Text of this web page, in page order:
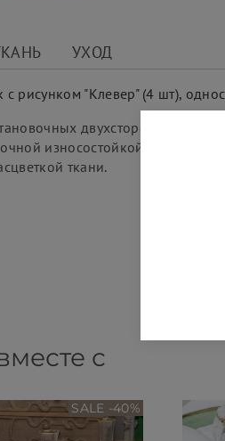
УХОД
с рисунком "Клевер" (4 шт),
двухсторонних
износостойкой хлопковой
ткани.
с
SALE -40%